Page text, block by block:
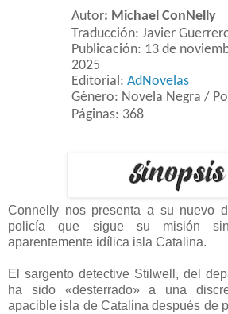
Autor: Michael ConNelly
Traducción: Javier
Publicación: 13 de
2025
Editorial: AdNovelas
Género: Novela Negra /
Páginas: 368
Connelly nos presenta a su nuevo
policía que sigue su misión
aparentemente idílica isla Catalina.
El sargento detective Stilwell, del
ha sido «desterrado» a una
apacible isla de Catalina después de